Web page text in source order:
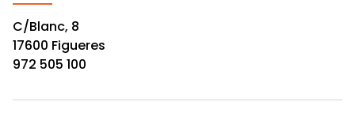
C/Blanc, 8
17600 Figueres
972 505 100